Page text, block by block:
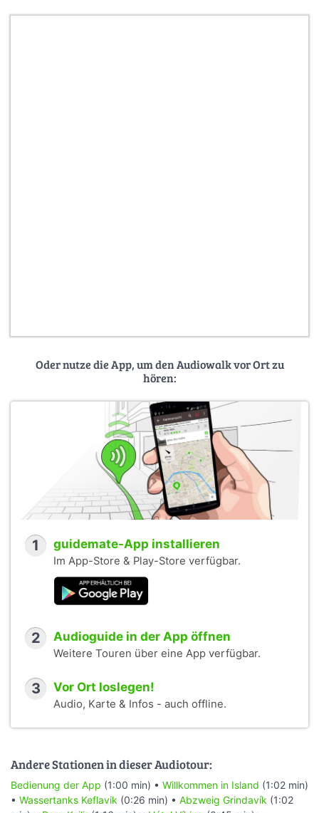
Oder nutze die App, um den Audiowalk vor Ort zu
hören:
1 guidemate-App installieren
Im App-Store & Play-Store verfügbar.
2 Audioguide in der App öffnen
Weitere Touren über eine App verfügbar.
3 Vor Ort loslegen!
Audio, Karte & Infos - auch offline.
Andere Stationen in dieser Audiotour:
Bedienung der App (1:00 min) • Willkommen in Island (1:02 min)
• Wassertanks Keflavik (0:26 min) • Abzweig Grindavík (1:02